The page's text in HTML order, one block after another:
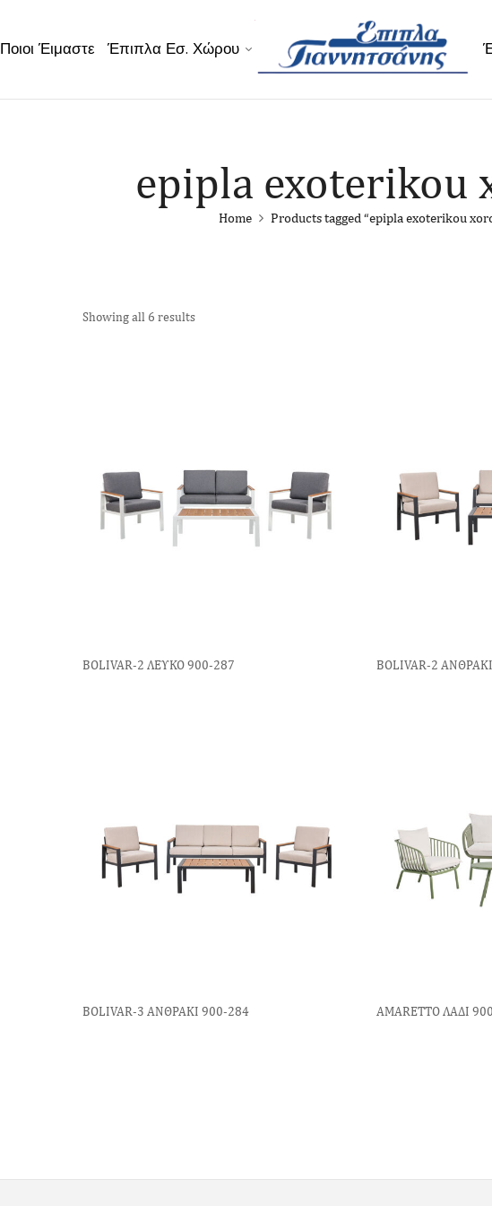
Ποιοι Έιμαστε Έπιπλα Εσ. Χώρου
epipla exoterikou
Home Products tagged “epipla exoterikou
Showing all 6 results
BOLIVAR-2 ΛΕΥΚΟ 900-287 BOLIVAR-2
BOLIVAR-3 AΝΘΡΑΚΙ 900-284 ΑΜΑRETTO ΛΑΔΙ